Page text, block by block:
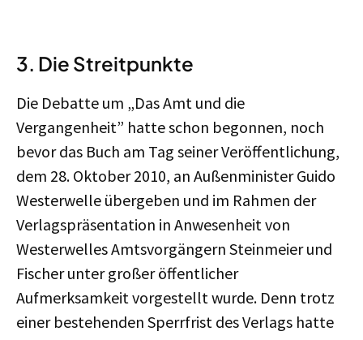
3. Die Streitpunkte
Die Debatte um „Das Amt und die
Vergangenheit” hatte schon begonnen, noch
bevor das Buch am Tag seiner Veröffentlichung,
dem 28. Oktober 2010, an Außenminister Guido
Westerwelle übergeben und im Rahmen der
Verlagspräsentation in Anwesenheit von
Westerwelles Amtsvorgängern Steinmeier und
Fischer unter großer öffentlicher
Aufmerksamkeit vorgestellt wurde. Denn trotz
einer bestehenden Sperrfrist des Verlags hatte